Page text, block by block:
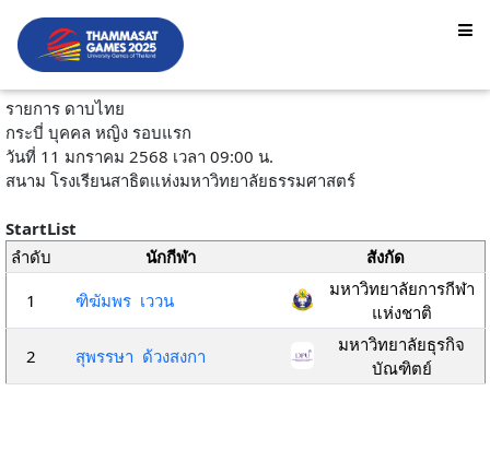
รายการ ดาบไทย
กระบี่ บุคคล หญิง รอบแรก
วันที่ 11 มกราคม 2568 เวลา 09:00 น.
สนาม โรงเรียนสาธิตแห่งมหาวิทยาลัยธรรมศาสตร์
StartList
ลำดับ
นักกีฬา
สังกัด
1
ฑิฆัมพร เววน
มหาวิทยาลัยการกีฬา
แห่งชาติ
2
สุพรรษา ด้วงสงกา
มหาวิทยาลัยธุรกิจ
บัณฑิตย์